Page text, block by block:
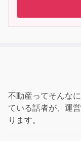
不動産ってそんな
ている話者が、運
ります。